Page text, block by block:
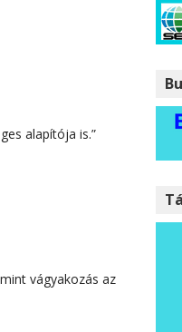
alapítója is.”
vágyakozás az